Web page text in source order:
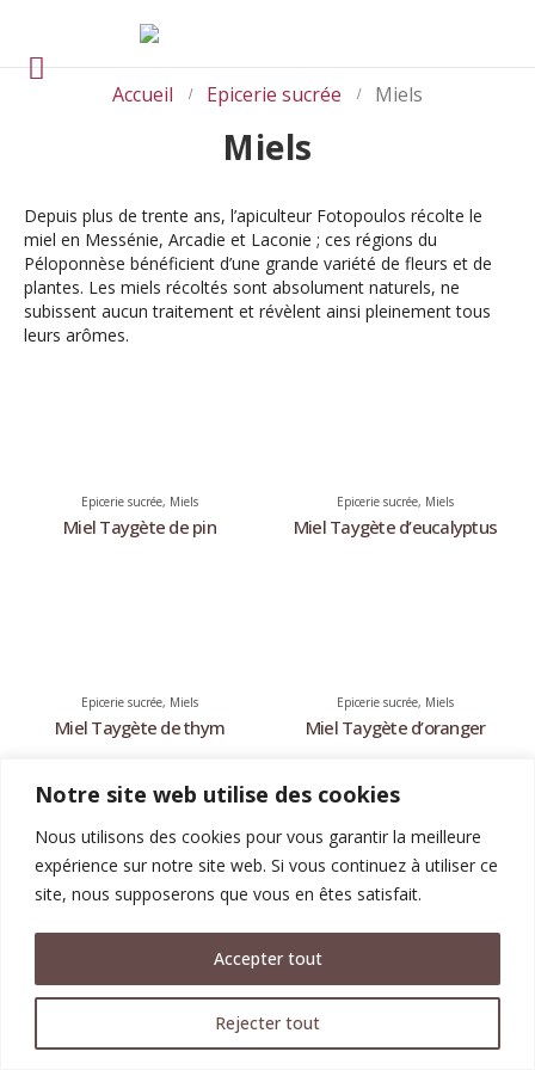
Notre site web utilise des cookies
Nous utilisons des cookies pour vous garantir la meilleure
expérience sur notre site web. Si vous continuez à utiliser ce
site, nous supposerons que vous en êtes satisfait.
Rejecter tout
Accepter tout
Accueil Epicerie sucrée Miels
Miels
Depuis plus de trente ans, l’apiculteur Fotopoulos récolte le
miel en Messénie, Arcadie et Laconie ; ces régions du
Péloponnèse bénéficient d’une grande variété de fleurs et de
plantes. Les miels récoltés sont absolument naturels, ne
subissent aucun traitement et révèlent ainsi pleinement tous
leurs arômes.
Epicerie sucrée, Miels
Miel Taygète de pin
Epicerie sucrée, Miels
Miel Taygète d’eucalyptus
Epicerie sucrée, Miels
Miel Taygète de thym
Epicerie sucrée, Miels
Miel Taygète d’oranger
KOSTA-ELIA © 2017-2024. Tous les droits sont réservés. |
Design byAnektimito.gr